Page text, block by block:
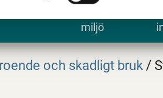
miljö
och skadligt bruk /